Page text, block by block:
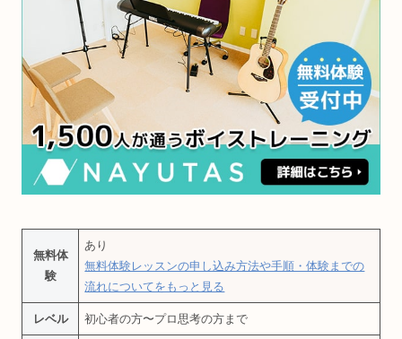
無料体
験
あり
無料体験レッスンの申し込み方法や手順・体験までの
流れについてをもっと見る
レベル 初心者の方〜プロ思考の方まで